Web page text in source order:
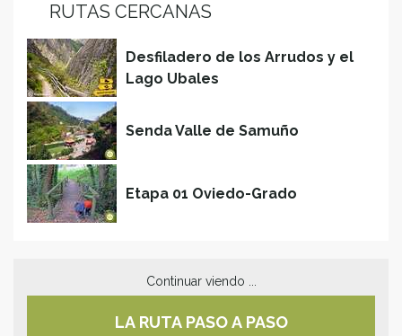
RUTAS CERCANAS
Desfiladero de los Arrudos y el
Lago Ubales
Senda Valle de Samuño
Etapa 01 Oviedo-Grado
Continuar viendo ...
LA RUTA PASO A PASO